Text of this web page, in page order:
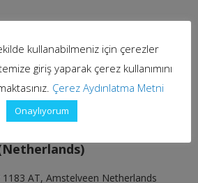
(pbx)
1183 AT, Amstelveen Netherlands
kullanabilmeniz için çerezler
giriş yaparak çerez kullanımını
Çerez Aydınlatma Metni
Onaylıyorum